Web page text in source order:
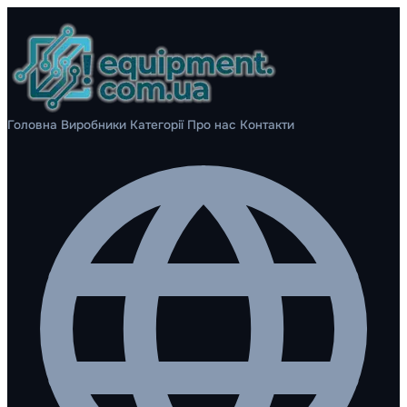
Головна Виробники Категорії Про нас Контакти